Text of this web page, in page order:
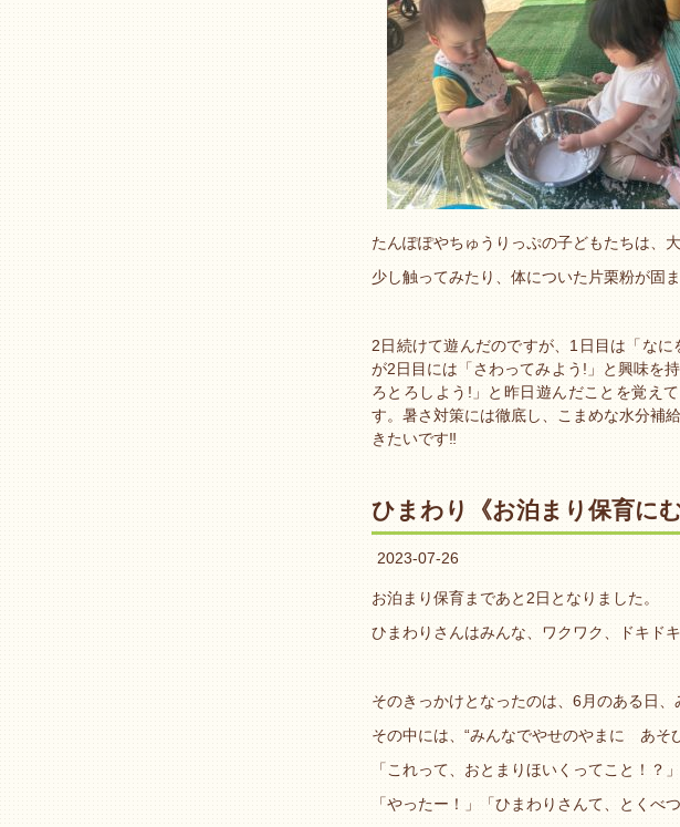
たんぽぽやちゅうりっぷの子どもたちは、
少し触ってみたり、体についた片栗粉が固
2日続けて遊んだのですが、1日目は「な
が2日目には「さわってみよう!」と興味を
ろとろしよう!」と昨日遊んだことを覚え
す。暑さ対策には徹底し、こまめな水分補
きたいです‼︎
ひまわり《お泊まり保育にむ
2023-07-26
お泊まり保育まであと2日となりました。
ひまわりさんはみんな、ワクワク、ドキド
そのきっかけとなったのは、6月のある日
その中には、“みんなでやせのやまに あそ
「これって、おとまりほいくってこと！？」
「やったー！」「ひまわりさんて、とくべ